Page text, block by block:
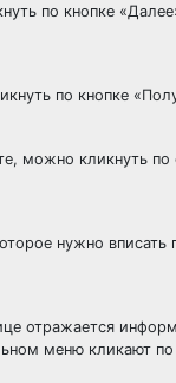
по кнопке
по кнопке
можно кликнуть
нужно вписать
отражается
меню кликают